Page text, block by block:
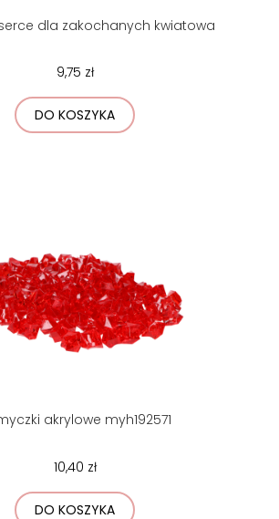
dla zakochanych kwiatowa
9,75 zł
DO KOSZYKA
akrylowe myh192571
10,40 zł
DO KOSZYKA